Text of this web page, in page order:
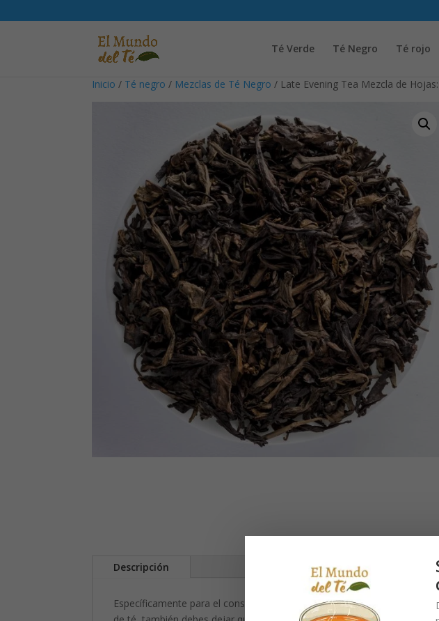
Té Verde Té Negro Té rojo
Inicio / Té negro / Mezclas de Té Negro / Late Evening Tea Mezcla de
Descripción
Específicamente para el consumo tradicional de té de la tarde, esta